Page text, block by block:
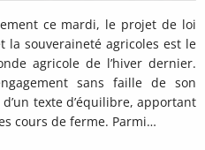
ce mardi, le projet de loi
la souveraineté agricoles est le
agricole de l’hiver dernier.
sans faille de son
texte d’équilibre, apportant
cours de ferme. Parmi…